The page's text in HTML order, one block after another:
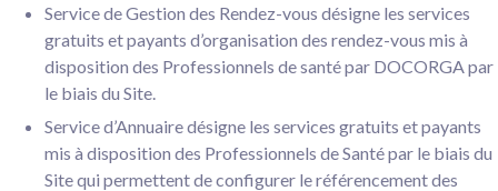
Service de Gestion des Rendez-vous désigne les services
gratuits et payants d’organisation des rendez-vous mis à
disposition des Professionnels de santé par DOCORGA par
le biais du Site.
Service d’Annuaire désigne les services gratuits et payants
mis à disposition des Professionnels de Santé par le biais du
Site qui permettent de configurer le référencement des